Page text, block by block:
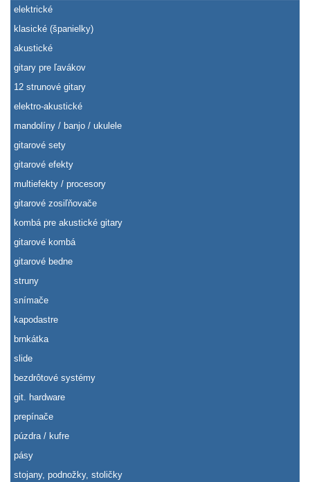
elektrické
klasické (španielky)
akustické
gitary pre ľavákov
12 strunové gitary
elektro-akustické
mandolíny / banjo / ukulele
gitarové sety
gitarové efekty
multiefekty / procesory
gitarové zosiľňovače
kombá pre akustické gitary
gitarové kombá
gitarové bedne
struny
snímače
kapodastre
brnkátka
slide
bezdrôtové systémy
git. hardware
prepínače
púzdra / kufre
pásy
stojany, podnožky, stoličky